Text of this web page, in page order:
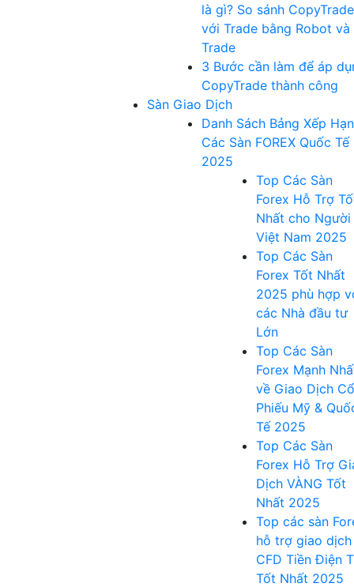
là gì? So sánh CopyTrade
với Trade bằng Robot và
Trade
3 Bước cần làm để áp
CopyTrade thành công
Sàn Giao Dịch
Danh Sách Bảng Xếp
Các Sàn FOREX Quốc Tế
2025
Top Các Sàn
Forex Hỗ Trợ
Nhất cho Người
Việt Nam 2025
Top Các Sàn
Forex Tốt Nhất
2025 phù hợp
các Nhà đầu tư
Lớn
Top Các Sàn
Forex Mạnh
về Giao Dịch Cổ
Phiếu Mỹ &
Tế 2025
Top Các Sàn
Forex Hỗ Trợ
Dịch VÀNG Tốt
Nhất 2025
Top các sàn
hỗ trợ giao dịch
CFD Tiền Điện
Tốt Nhất 2025